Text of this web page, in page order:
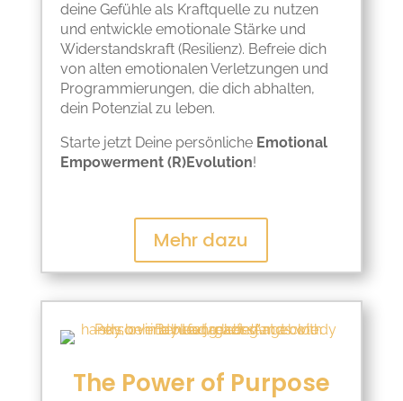
deine Gefühle als Kraftquelle zu nutzen
und entwickle emotionale Stärke und
Widerstandskraft (Resilienz). Befreie dich
von alten emotionalen Verletzungen und
Programmierungen, die dich abhalten,
dein Potenzial zu leben.
Starte jetzt Deine persönliche Emotional
Empowerment (R)Evolution!
Mehr dazu
The Power of Purpose